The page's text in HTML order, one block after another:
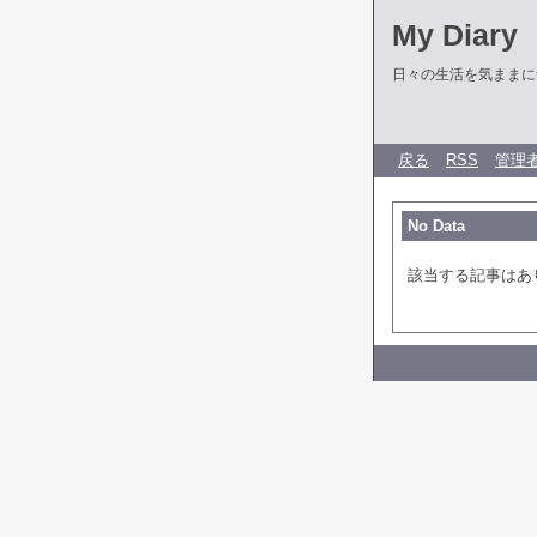
My Diary
日々の生活を気まま
戻る RSS 管理
No Data
該当する記事はあ